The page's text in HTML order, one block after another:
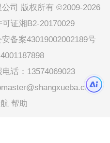
司 版权所有 ©2009-2026
证湘B2-20170029
备案43019002002189号
话：13574069023
帮助